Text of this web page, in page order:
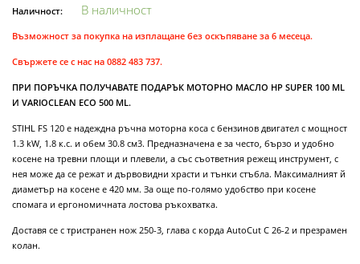
Наличност: В наличност
Възможност за покупка на изплащане без оскъпяване за 6 месеца.
Свържете се с нас на 0882 483 737.
ПРИ ПОРЪЧКА ПОЛУЧАВАТЕ ПОДАРЪК МОТОРНО МАСЛО HP SUPER 100 ML
И VARIOCLEAN ECO 500 ML.
STIHL FS 120 е надеждна ръчна моторна коса с бензинов двигател с мощност
1.3 kW, 1.8 к.с. и обем 30.8 см3. Предназначена е за често, бързо и удобно
косене на тревни площи и плевели, а със съответния режещ инструмент, с
нея може да се режат и дървовидни храсти и тънки стъбла. Максималният й
диаметър на косене е 420 мм. За още по-голямо удобство при косене
спомага и ергономичната лостова ръкохватка.
Доставя се с тристранен нож 250-3, глава с корда AutoCut C 26-2 и презрамен
колан.